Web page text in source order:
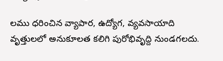
నీలము ధరించిన వ్యాపార, ఉద్యోగ, వ్యవసాయాది
వృత్తులలో అనుకూలత కలిగి పురోభివృద్ది నుండగలదు.